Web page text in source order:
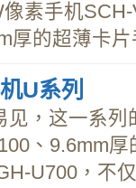
素手机
厚的超薄卡
U系列
，这一系
、9.6mm
U700，不